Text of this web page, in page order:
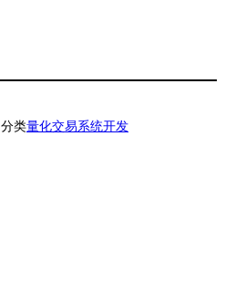
分类量化交易系统开发